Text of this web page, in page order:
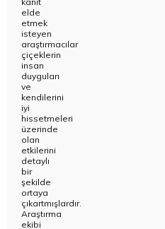
elde
etmek
isteyen
araştırmacılar
çiçeklerin
insan
duyguları
ve
kendilerini
iyi
hissetmeleri
üzerinde
olan
etkilerini
detaylı
bir
şekilde
ortaya
çıkartmışlardır.
Araştırma
ekibi